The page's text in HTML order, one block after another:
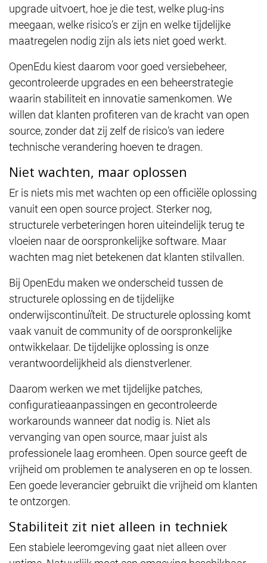
upgrade uitvoert, hoe je die test, welke plug-ins
meegaan, welke risico’s er zijn en welke tijdelijke
maatregelen nodig zijn als iets niet goed werkt.
OpenEdu kiest daarom voor goed versiebeheer,
gecontroleerde upgrades en een beheerstrategie
waarin stabiliteit en innovatie samenkomen. We
willen dat klanten profiteren van de kracht van open
source, zonder dat zij zelf de risico’s van iedere
technische verandering hoeven te dragen.
Niet wachten, maar oplossen
Er is niets mis met wachten op een officiële oplossing
vanuit een open source project. Sterker nog,
structurele verbeteringen horen uiteindelijk terug te
vloeien naar de oorspronkelijke software. Maar
wachten mag niet betekenen dat klanten stilvallen.
Bij OpenEdu maken we onderscheid tussen de
structurele oplossing en de tijdelijke
onderwijscontinuïteit. De structurele oplossing komt
vaak vanuit de community of de oorspronkelijke
ontwikkelaar. De tijdelijke oplossing is onze
verantwoordelijkheid als dienstverlener.
Daarom werken we met tijdelijke patches,
configuratieaanpassingen en gecontroleerde
workarounds wanneer dat nodig is. Niet als
vervanging van open source, maar juist als
professionele laag eromheen. Open source geeft de
vrijheid om problemen te analyseren en op te lossen.
Een goede leverancier gebruikt die vrijheid om klanten
te ontzorgen.
Stabiliteit zit niet alleen in techniek
Een stabiele leeromgeving gaat niet alleen over